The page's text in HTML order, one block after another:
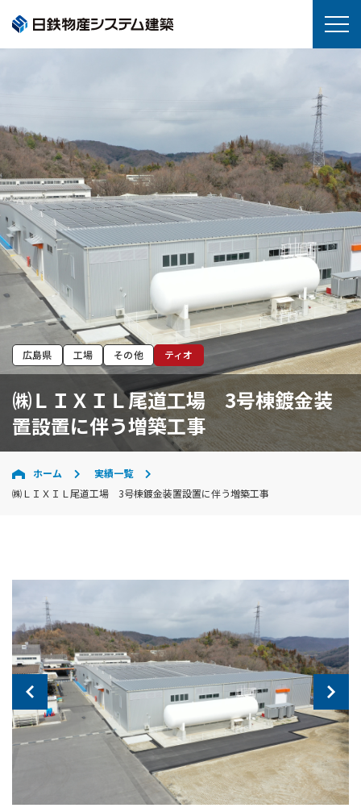
広島県 工場 その他 ティオ
㈱ＬＩＸＩＬ尾道工場 3号棟鍍金装
置設置に伴う増築工事
ホーム
実績一覧
㈱ＬＩＸＩＬ尾道工場 3号棟鍍金装置設置に伴う増築工事